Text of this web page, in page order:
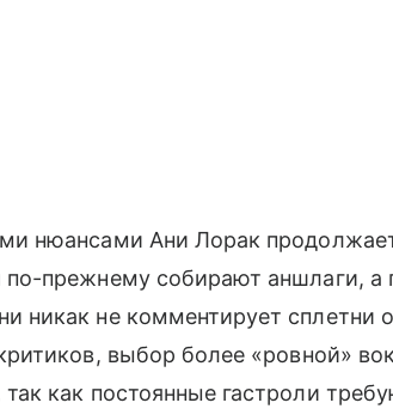
нюансами Ани Лорак
прежнему собирают аншлаги, а
никак не комментирует сплетни
выбор более «ровной»
как постоянные гастроли